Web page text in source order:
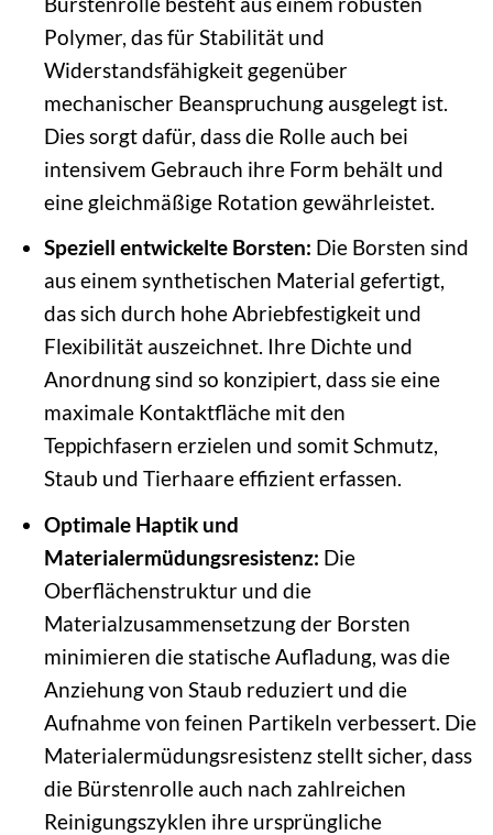
Polymer, das für Stabilität und
Widerstandsfähigkeit gegenüber
mechanischer Beanspruchung ausgelegt ist.
Dies sorgt dafür, dass die Rolle auch bei
intensivem Gebrauch ihre Form behält und
eine gleichmäßige Rotation gewährleistet.
Speziell entwickelte Borsten: Die Borsten sind
aus einem synthetischen Material gefertigt,
das sich durch hohe Abriebfestigkeit und
Flexibilität auszeichnet. Ihre Dichte und
Anordnung sind so konzipiert, dass sie eine
maximale Kontaktfläche mit den
Teppichfasern erzielen und somit Schmutz,
Staub und Tierhaare effizient erfassen.
Optimale Haptik und
Materialermüdungsresistenz: Die
Oberflächenstruktur und die
Materialzusammensetzung der Borsten
minimieren die statische Aufladung, was die
Anziehung von Staub reduziert und die
Aufnahme von feinen Partikeln verbessert. Die
Materialermüdungsresistenz stellt sicher, dass
die Bürstenrolle auch nach zahlreichen
Reinigungszyklen ihre ursprüngliche